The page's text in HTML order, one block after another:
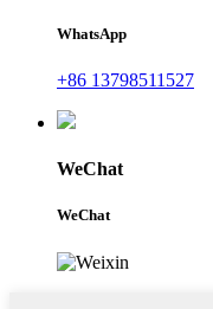
WhatsApp
+86 13798511527
WeChat
WeChat